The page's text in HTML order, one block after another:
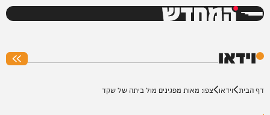
המחדש
וידאו
דף הבית וידאו צפו: מאות מפגינים מול ביתה של שקד